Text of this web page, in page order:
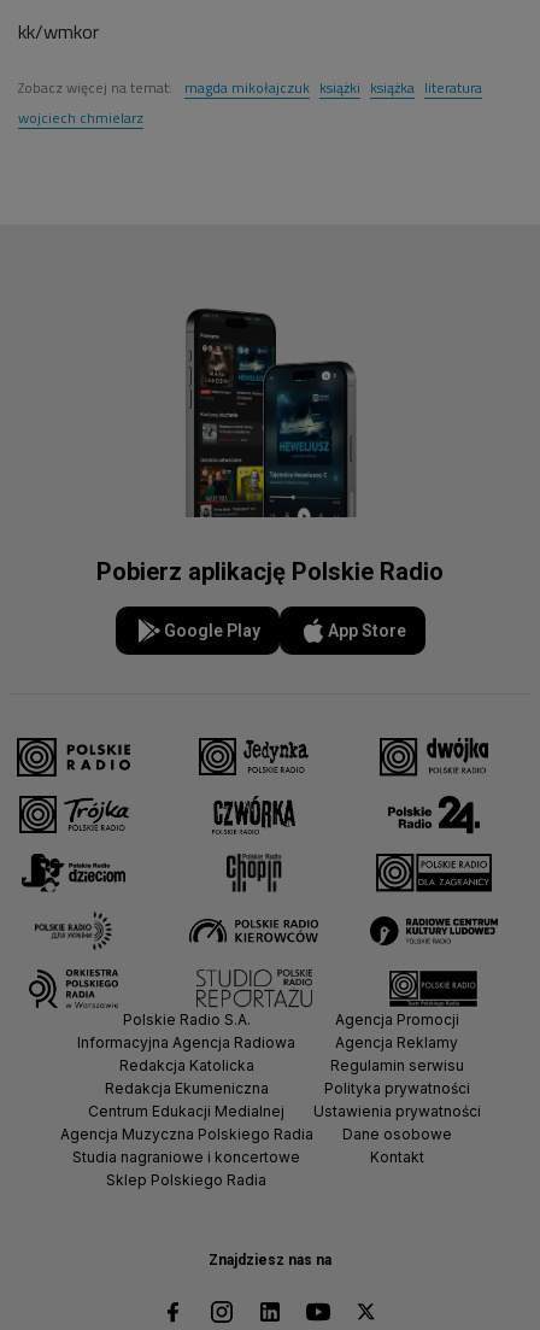
kk/wmkor
Zobacz więcej na temat: magda mikołajczuk książki książka literatura
wojciech chmielarz
Pobierz aplikację Polskie Radio
Google Play App Store
Znajdziesz nas na
Polskie Radio S.A.
Informacyjna Agencja Radiowa
Redakcja Katolicka
Redakcja Ekumeniczna
Centrum Edukacji Medialnej
Agencja Muzyczna Polskiego Radia
Studia nagraniowe i koncertowe
Sklep Polskiego Radia
Agencja Promocji
Agencja Reklamy
Regulamin serwisu
Polityka prywatności
Ustawienia prywatności
Dane osobowe
Kontakt